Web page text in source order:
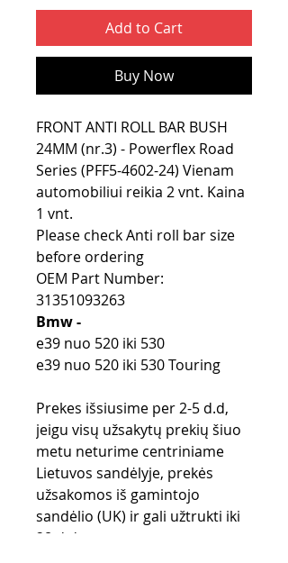
Add to Cart
Buy Now
FRONT ANTI ROLL BAR BUSH
24MM (nr.3) - Powerflex Road
Series (PFF5-4602-24) Vienam
automobiliui reikia 2 vnt. Kaina
1 vnt.
Please check Anti roll bar size
before ordering
OEM Part Number:
31351093263
Bmw -
e39 nuo 520 iki 530
e39 nuo 520 iki 530 Touring
Prekes išsiusime per 2-5 d.d,
jeigu visų užsakytų prekių šiuo
metu neturime centriniame
Lietuvos sandėlyje, prekės
užsakomos iš gamintojo
sandėlio (UK) ir gali užtrukti iki
28 d.d.